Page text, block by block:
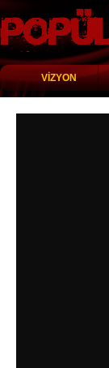
VİZYON